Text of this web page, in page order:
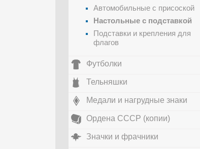
Автомобильные с присоской
Настольные с подставкой
Подставки и крепления для
флагов
Футболки
Тельняшки
Медали и нагрудные знаки
Ордена СССР (копии)
Значки и фрачники